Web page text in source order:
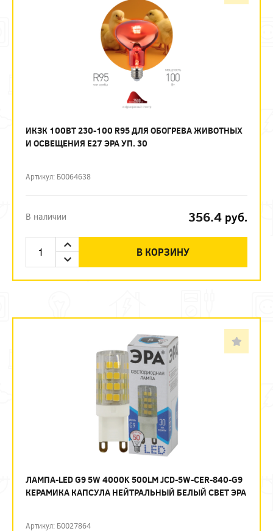
ИКЗК 100ВТ 230-100 R95 ДЛЯ ОБОГРЕВА ЖИВОТНЫХ
И ОСВЕЩЕНИЯ Е27 ЭРА УП. 30
Артикул: Б0064638
В наличии 356.4 руб.
В КОРЗИНУ
ЛАМПА-LED G9 5W 4000K 500LM JCD-5W-CER-840-G9
КЕРАМИКА КАПСУЛА НЕЙТРАЛЬНЫЙ БЕЛЫЙ СВЕТ ЭРА
Артикул: Б0027864